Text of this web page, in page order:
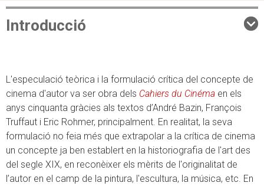
Introducció
L'especulació teòrica i la formulació crítica del concepte de
cinema d'autor va ser obra dels Cahiers du Cinéma en els
anys cinquanta gràcies als textos d’André Bazin, François
Truffaut i Eric Rohmer, principalment. En realitat, la seva
formulació no feia més que extrapolar a la crítica de cinema
un concepte ja ben establert en la historiografia de l'art des
del segle XIX, en reconèixer els mèrits de l'originalitat de
l’autor en el camp de la pintura, l'escultura, la música, etc. En